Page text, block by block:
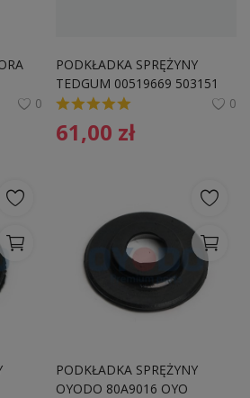
0
PODKŁADKA SPRĘŻYNY
TEDGUM 00519669 503151
CITROEN, PEUGEOT
0
61,00 zł
PODKŁADKA SPRĘŻYNY
OYODO 80A9016 OYO